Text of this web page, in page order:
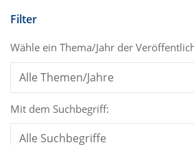
Filter
Wähle ein Thema/Jahr der
Mit dem Suchbegriff: